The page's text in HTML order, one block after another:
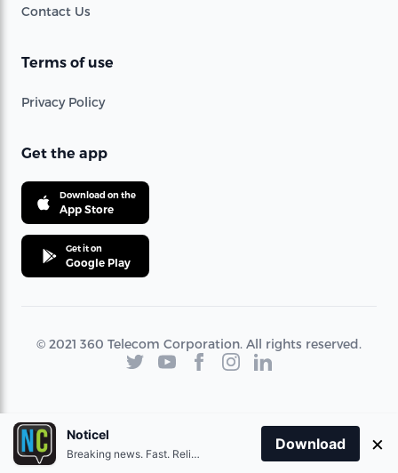
Contact Us
Terms of use
Privacy Policy
Get the app
Download on the
App Store
Get it on
Google Play
© 2021 360 Telecom Corporation. All rights reserved.
Noticel
Breaking news. Fast. Reliable.
Download ×